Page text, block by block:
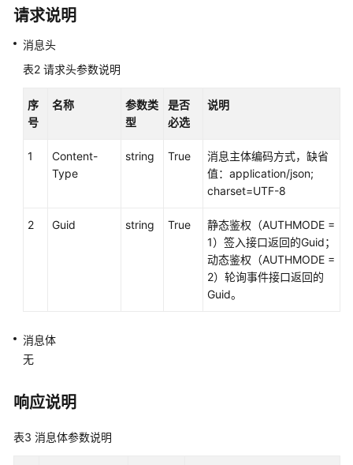
类
接
口
考
文
席
强
签
请求说明
消息头
表2 请求头参数说明
序
号
名称
参数类
型
是否
必选
说明
1
Content-
Type
string True
消息主体编码方式，缺省
值：application/json;
charset=UTF-8
2 Guid string True
静态鉴权（AUTHMODE =
1）签入接口返回的Guid；
动态鉴权（AUTHMODE =
2）轮询事件接口返回的
Guid。
消息体
无
响应说明
表3 消息体参数说明